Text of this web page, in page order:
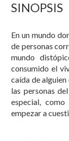
SINOPSIS
En un mundo
de personas
mundo
consumido el
caída de
las personas
especial,
empezar a